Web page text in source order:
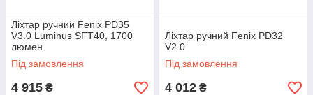
Ліхтар ручний Fenix PD35
V3.0 Luminus SFT40, 1700
люмен
Під замовлення
4 915 ₴
Ліхтар ручний Fenix PD32
V2.0
Під замовлення
4 012 ₴